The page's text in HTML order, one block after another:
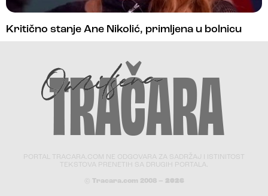
Kritično stanje Ane Nikolić, primljena u bolnicu
PORTAL TRACARA.COM NE ODGOVARA ZA SADRŽAJ I ISTINITOST
TEKSTOVA PRENETIH SA DRUGIH PORTALA.
© Tracara.com 2008 – 2026